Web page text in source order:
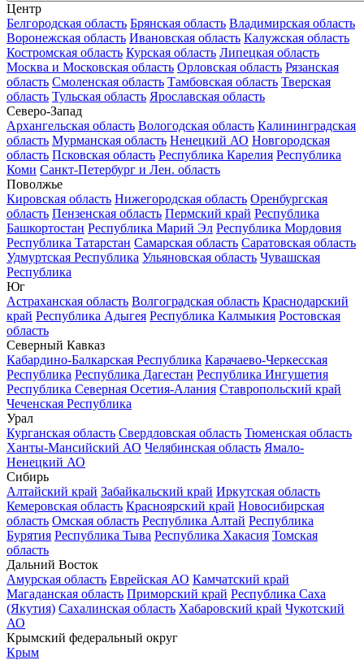
Центр
Белгородская область Брянская область Владимирская область
Воронежская область Ивановская область Калужская область
Костромская область Курская область Липецкая область
Москва и Московская область Орловская область Рязанская
область Смоленская область Тамбовская область Тверская
область Тульская область Ярославская область
Северо-Запад
Архангельская область Вологодская область Калининградская
область Мурманская область Ненецкий АО Новгородская
область Псковская область Республика Карелия Республика
Коми Санкт-Петербург и Лен. область
Поволжье
Кировская область Нижегородская область Оренбургская
область Пензенская область Пермский край Республика
Башкортостан Республика Марий Эл Республика Мордовия
Республика Татарстан Самарская область Саратовская область
Удмуртская Республика Ульяновская область Чувашская
Республика
Юг
Астраханская область Волгоградская область Краснодарский
край Республика Адыгея Республика Калмыкия Ростовская
область
Северный Кавказ
Кабардино-Балкарская Республика Карачаево-Черкесская
Республика Республика Дагестан Республика Ингушетия
Республика Северная Осетия-Алания Ставропольский край
Чеченская Республика
Урал
Курганская область Свердловская область Тюменская область
Ханты-Мансийский АО Челябинская область Ямало-
Ненецкий АО
Сибирь
Алтайский край Забайкальский край Иркутская область
Кемеровская область Красноярский край Новосибирская
область Омская область Республика Алтай Республика
Бурятия Республика Тыва Республика Хакасия Томская
область
Дальний Восток
Амурская область Еврейская АО Камчатский край
Магаданская область Приморский край Республика Саха
(Якутия) Сахалинская область Хабаровский край Чукотский
АО
Крымский федеральный округ
Крым